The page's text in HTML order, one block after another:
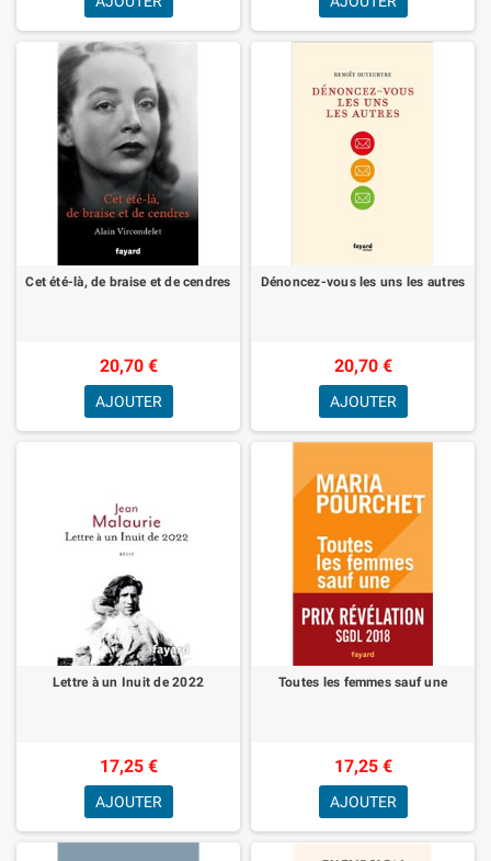
Cet été-là, de braise et de cendres
20,70 €
AJOUTER
Dénoncez-vous les uns les autres
20,70 €
AJOUTER
Lettre à un Inuit de 2022
17,25 €
AJOUTER
Toutes les femmes sauf une
17,25 €
AJOUTER